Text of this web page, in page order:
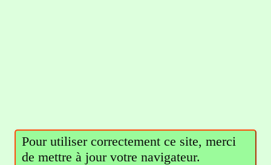
Pour utiliser correctement ce site, merci
de mettre à jour votre navigateur.